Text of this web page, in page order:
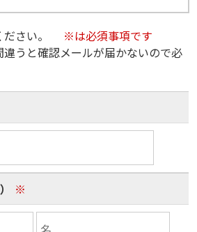
ださい。
※は必須事項です
違うと確認メールが届かないので必
※